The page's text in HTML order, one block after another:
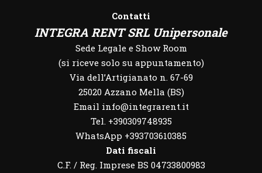
Contatti
INTEGRA RENT SRL Unipersonale
Sede Legale e Show Room
(si riceve solo su appuntamento)
Via dell’Artigianato n. 67-69
25020 Azzano Mella (BS)
Email info@integrarent.it
Tel. +390309748935
WhatsApp +393703610385
Dati fiscali
C.F. / Reg. Imprese BS 04733800983